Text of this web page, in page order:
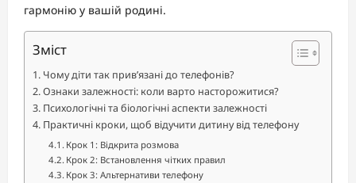
гармонію у вашій родині.
Зміст
Чому діти так прив’язані до телефонів?
Ознаки залежності: коли варто насторожитися?
Психологічні та біологічні аспекти залежності
Практичні кроки, щоб відучити дитину від телефону
Крок 1: Відкрита розмова
Крок 2: Встановлення чітких правил
Крок 3: Альтернативи телефону